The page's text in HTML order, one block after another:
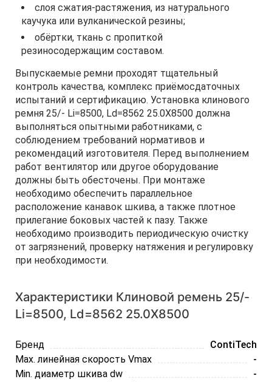
слоя сжатия-растяжения, из натурального
каучука или вулканической резины;
обёртки, ткань с пропиткой
резиносодержащим составом.
Выпускаемые ремни проходят тщательный
контроль качества, комплекс приёмосдаточных
испытаний и сертификацию. Установка клинового
ремня 25/- Li=8500, Ld=8562 25.0X8500 должна
выполняться опытными работниками, с
соблюдением требований нормативов и
рекомендаций изготовителя. Перед выполнением
работ вентилятор или другое оборудование
должны быть обесточены. При монтаже
необходимо обеспечить параллельное
расположение канавок шкива, а также плотное
прилегание боковых частей к пазу. Также
необходимо производить периодическую очистку
от загрязнений, проверку натяжения и регулировку
при необходимости.
Характеристики Клиновой ремень 25/-
Li=8500, Ld=8562 25.0X8500
Бренд
ContiTech
Max. линейная скорость Vmax
-
Min. диаметр шкива dw
-